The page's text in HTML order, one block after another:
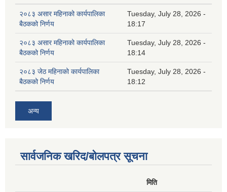
२०८३ असार महिनाको कार्यपालिका
बैठकको निर्णय
Tuesday, July 28, 2026 -
18:17
२०८३ असार महिनाको कार्यपालिका
बैठकको निर्णय
Tuesday, July 28, 2026 -
18:14
२०८३ जेठ महिनाको कार्यपालिका
बैठकको निर्णय
Tuesday, July 28, 2026 -
18:12
अन्य
सार्वजनिक खरिद/बोलपत्र सूचना
मिति